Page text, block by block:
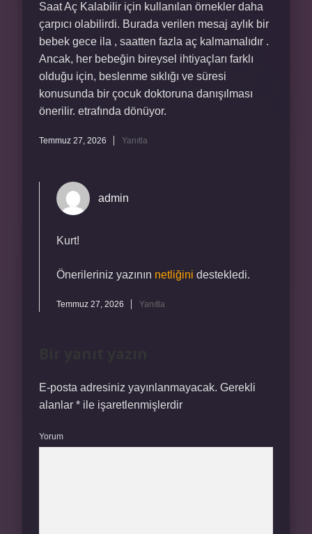
Saat Aç Kalabilir için kullanılan örnekler daha
çarpıcı olabilirdi. Burada verilen mesaj aylık bir
bebek gece ila , saatten fazla aç kalmamalıdır .
Ancak, her bebeğin bireysel ihtiyaçları farklı
olduğu için, beslenme sıklığı ve süresi
konusunda bir çocuk doktoruna danışılması
önerilir. etrafında dönüyor.
Temmuz 27, 2026 Yanıtla
admin
Kurt!
Önerileriniz yazının netliğini destekledi.
Temmuz 27, 2026 Yanıtla
E-posta adresiniz yayınlanmayacak. Gerekli
alanlar * ile işaretlenmişlerdir
Yorum